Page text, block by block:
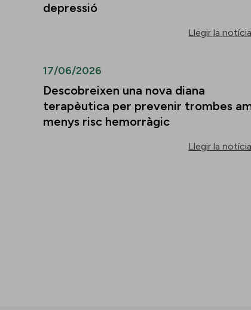
depressió
Llegir la
17/06/2026
Descobreixen una nova diana
terapèutica per prevenir trombes
menys risc hemorràgic
Llegir la